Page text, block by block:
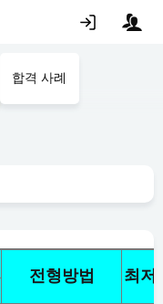
합격 사례
전형방법
최저